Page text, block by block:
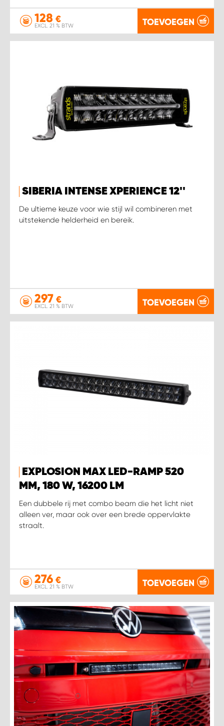
128 €
EXCL. 21 % BTW TOEVOEGEN
SIBERIA INTENSE XPERIENCE 12''
De ultieme keuze voor wie stijl wil combineren met
uitstekende helderheid en bereik.
297 €
EXCL. 21 % BTW TOEVOEGEN
EXPLOSION MAX LED-RAMP 520
MM, 180 W, 16200 LM
Een dubbele rij met combo beam die het licht niet
alleen ver, maar ook over een brede oppervlakte
straalt.
276 €
EXCL. 21 % BTW TOEVOEGEN